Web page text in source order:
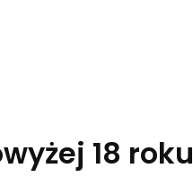
18 roku